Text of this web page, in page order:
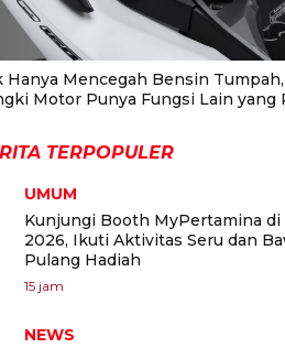
Hanya Mencegah Bensin
Motor Punya Fungsi Lain yang
TERPOPULER
UMUM
Kunjungi Booth MyPertamina di
2026, Ikuti Aktivitas Seru dan
Pulang Hadiah
15 jam
NEWS